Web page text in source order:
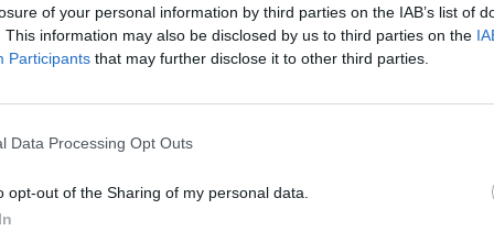
of your personal information by third parties on the IAB’s list of
This information may also be disclosed by us to third parties on the
Participants that may further disclose it to other third parties.
Data Processing Opt Outs
opt-out of the Sharing of my personal data.
activo desde:18/01/2001|Última actualización:25/10/
destacadas en